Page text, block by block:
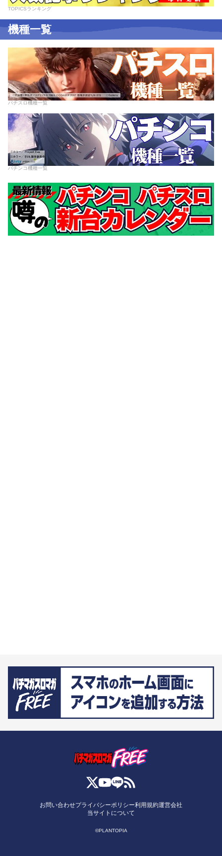
TOPICSランキング
機種一覧
パチスロ機種一覧
パチンコ機種一覧
お問い合わせプライバシーポリシー利用規約運営会社
当サイトについて
©PLANTOPIA